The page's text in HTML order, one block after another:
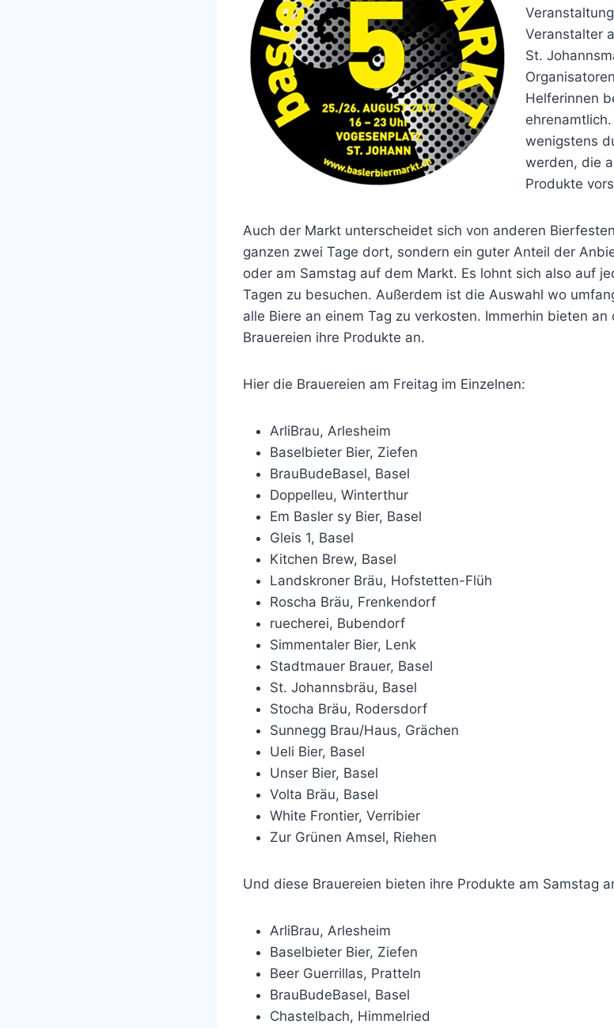
Veranstalter
St.
Helferinnen
wenigstens
werden, die
Produkte
Auch der Markt unterscheidet sich von anderen
ganzen zwei Tage dort, sondern ein guter Anteil der
oder am Samstag auf dem Markt. Es lohnt sich also auf
Tagen zu besuchen. Außerdem ist die Auswahl wo
alle Biere an einem Tag zu verkosten. Immerhin bieten
Brauereien ihre Produkte an.
Hier die Brauereien am Freitag im Einzelnen:
ArliBrau, Arlesheim
Baselbieter Bier, Ziefen
BrauBudeBasel, Basel
Doppelleu, Winterthur
Em Basler sy Bier, Basel
Gleis 1, Basel
Kitchen Brew, Basel
Landskroner Bräu, Hofstetten-Flüh
Roscha Bräu, Frenkendorf
ruecherei, Bubendorf
Simmentaler Bier, Lenk
Stadtmauer Brauer, Basel
St. Johannsbräu, Basel
Stocha Bräu, Rodersdorf
Sunnegg Brau/Haus, Grächen
Ueli Bier, Basel
Unser Bier, Basel
Volta Bräu, Basel
White Frontier, Verribier
Zur Grünen Amsel, Riehen
Und diese Brauereien bieten ihre Produkte am Samstag
ArliBrau, Arlesheim
Baselbieter Bier, Ziefen
Beer Guerrillas, Pratteln
BrauBudeBasel, Basel
Chastelbach, Himmelried